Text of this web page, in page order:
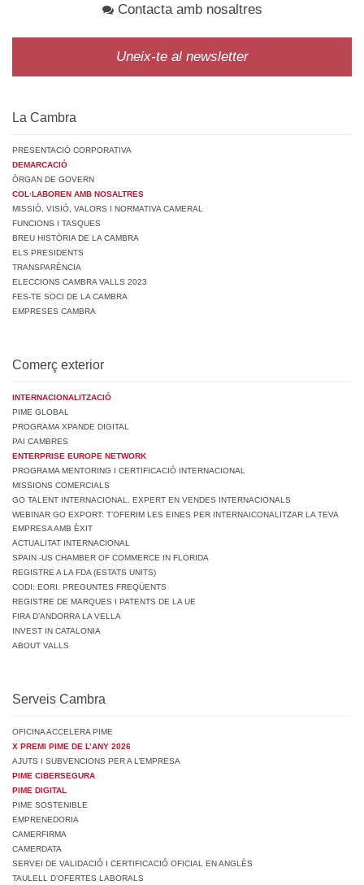
Contacta amb nosaltres
Uneix-te al newsletter
La Cambra
PRESENTACIÓ CORPORATIVA
DEMARCACIÓ
ÒRGAN DE GOVERN
COL·LABOREN AMB NOSALTRES
MISSIÓ, VISIÓ, VALORS I NORMATIVA CAMERAL
FUNCIONS I TASQUES
BREU HISTÒRIA DE LA CAMBRA
ELS PRESIDENTS
TRANSPARÈNCIA
ELECCIONS CAMBRA VALLS 2023
FES-TE SOCI DE LA CAMBRA
EMPRESES CAMBRA
Comerç exterior
INTERNACIONALITZACIÓ
PIME GLOBAL
PROGRAMA XPANDE DIGITAL
PAI CAMBRES
ENTERPRISE EUROPE NETWORK
PROGRAMA MENTORING I CERTIFICACIÓ INTERNACIONAL
MISSIONS COMERCIALS
GO TALENT INTERNACIONAL. EXPERT EN VENDES INTERNACIONALS
WEBINAR GO EXPORT: T’OFERIM LES EINES PER INTERNAICONALITZAR LA TEVA
EMPRESA AMB ÈXIT
ACTUALITAT INTERNACIONAL
SPAIN -US CHAMBER OF COMMERCE IN FLORIDA
REGISTRE A LA FDA (ESTATS UNITS)
CODI: EORI. PREGUNTES FREQÜENTS
REGISTRE DE MARQUES I PATENTS DE LA UE
FIRA D’ANDORRA LA VELLA
INVEST IN CATALONIA
ABOUT VALLS
Serveis Cambra
OFICINA ACCELERA PIME
X PREMI PIME DE L’ANY 2026
AJUTS I SUBVENCIONS PER A L’EMPRESA
PIME CIBERSEGURA
PIME DIGITAL
PIME SOSTENIBLE
EMPRENEDORIA
CAMERFIRMA
CAMERDATA
SERVEI DE VALIDACIÓ I CERTIFICACIÓ OFICIAL EN ANGLÈS
TAULELL D’OFERTES LABORALS